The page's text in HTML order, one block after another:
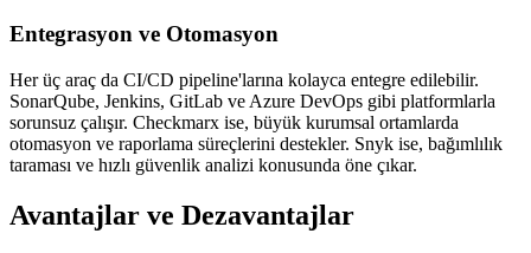
Entegrasyon ve Otomasyon
Her üç araç da CI/CD pipeline'larına kolayca entegre edilebilir.
SonarQube, Jenkins, GitLab ve Azure DevOps gibi platformlarla
sorunsuz çalışır. Checkmarx ise, büyük kurumsal ortamlarda
otomasyon ve raporlama süreçlerini destekler. Snyk ise, bağımlılık
taraması ve hızlı güvenlik analizi konusunda öne çıkar.
Avantajlar ve Dezavantajlar